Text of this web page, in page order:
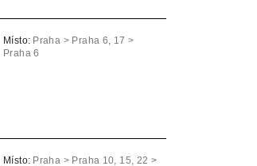
Místo: Praha > Praha 6, 17 >
Praha 6
Místo: Praha > Praha 10, 15, 22 >